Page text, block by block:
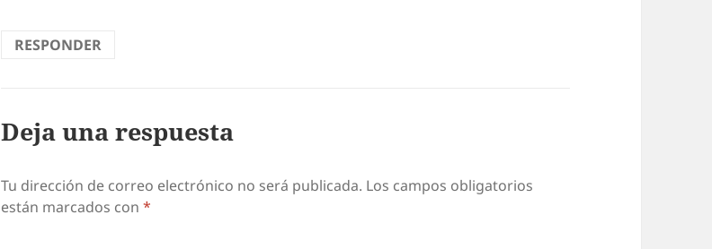
RESPONDER
Deja una respuesta
Tu dirección de correo electrónico no será publicada. Los campos obligatorios
están marcados con*